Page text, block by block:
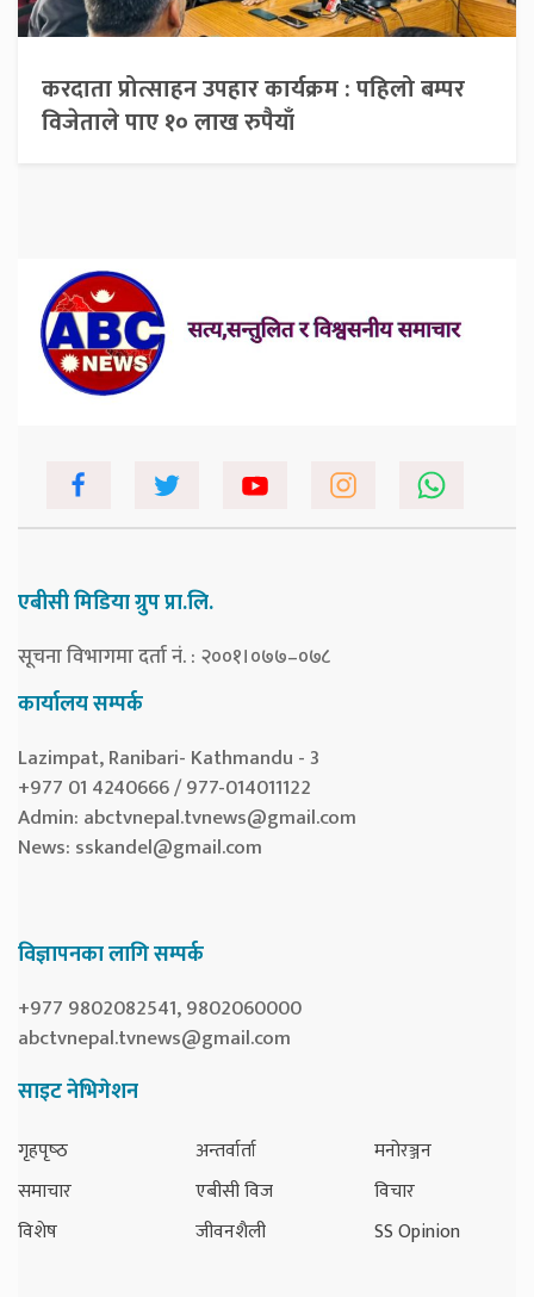
करदाता प्रोत्साहन उपहार कार्यक्रम : पहिलो बम्पर
विजेताले पाए १० लाख रुपैयाँ
एबीसी मिडिया ग्रुप प्रा.लि.
सूचना विभागमा दर्ता नं. : २००१।०७७–०७८
कार्यालय सम्पर्क
Lazimpat, Ranibari- Kathmandu - 3
+977 01 4240666 / 977-014011122
Admin: abctvnepal.tvnews@gmail.com
News: sskandel@gmail.com
विज्ञापनका लागि सम्पर्क
+977 9802082541, 9802060000
abctvnepal.tvnews@gmail.com
साइट नेभिगेशन
गृहपृष्‍ठ
समाचार
विशेष
अन्तर्वार्ता
एबीसी विज
जीवनशैली
मनोरञ्जन
विचार
SS Opinion